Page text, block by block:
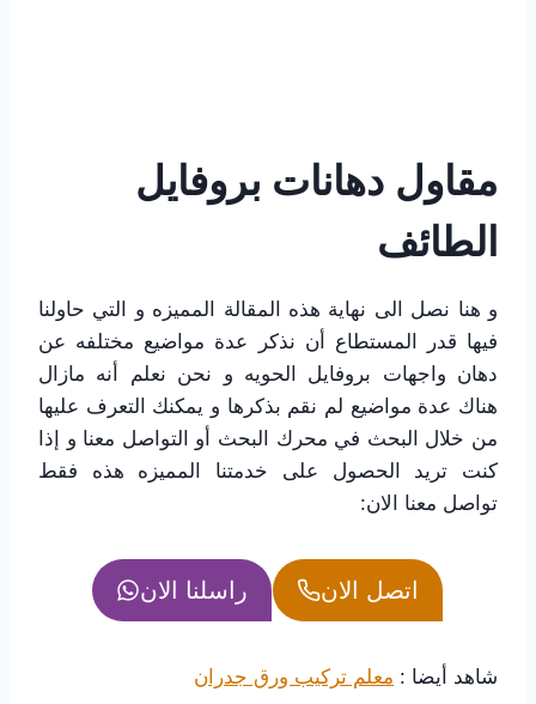
مقاول دهانات بروفايل
الطائف
و هنا نصل الى نهاية هذه المقالة المميزه و التي حاولنا
فيها قدر المستطاع أن نذكر عدة مواضيع مختلفه عن
دهان واجهات بروفايل الحويه و نحن نعلم أنه مازال
هناك عدة مواضيع لم نقم بذكرها و يمكنك التعرف عليها
من خلال البحث في محرك البحث أو التواصل معنا و إذا
كنت تريد الحصول على خدمتنا المميزه هذه فقط
تواصل معنا الان:
اتصل الان راسلنا الان
شاهد أيضا : معلم تركيب ورق جدران